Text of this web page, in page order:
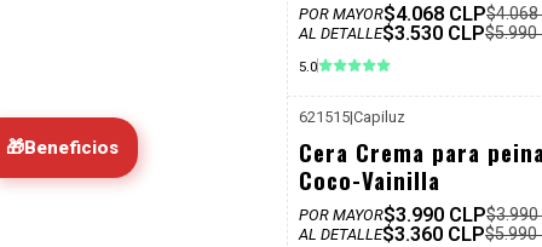
🎁Beneficios
POR MAYOR$4.068 CLP$4.068
AL DETALLE$3.530 CLP$5.990
5.0
Dcto
621515|Capiluz
Cera Crema para
Coco-Vainilla
POR MAYOR$3.990 CLP$3.990
AL DETALLE$3.360 CLP$5.990